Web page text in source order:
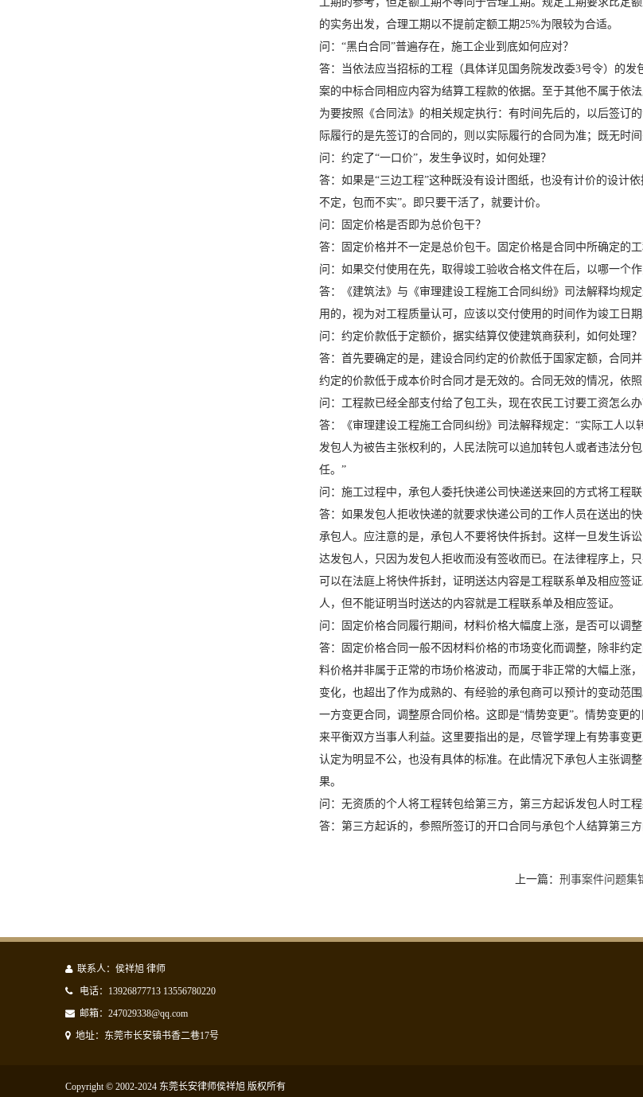
的实务出发，合理工期以不提前定额工期25%为限较为合适。
问：“黑白合同”普遍存在，施工企业到底如何应对？
答：当依法应当招标的工程（具体详见国务院发改委3号令）的
案的中标合同相应内容为结算工程款的依据。至于其他不属于依
为要按照《合同法》的相关规定执行：有时间先后的，以后签订
际履行的是先签订的合同的，则以实际履行的合同为准；既无时
问：约定了“一口价”，发生争议时，如何处理？
答：如果是“三边工程”这种既没有设计图纸，也没有计价的设计
不定，包而不实”。即只要干活了，就要计价。
问：固定价格是否即为总价包干？
答：固定价格并不一定是总价包干。固定价格是合同中所确定的
问：如果交付使用在先，取得竣工验收合格文件在后，以哪一个作
答：《建筑法》与《审理建设工程施工合同纠纷》司法解释均规
用的，视为对工程质量认可，应该以交付使用的时间作为竣工日期
问：约定价款低于定额价，据实结算仅使建筑商获利，如何处理？
答：首先要确定的是，建设合同约定的价款低于国家定额，合同
约定的价款低于成本价时合同才是无效的。合同无效的情况，依
问：工程款已经全部支付给了包工头，现在农民工讨要工资怎么办
答：《审理建设工程施工合同纠纷》司法解释规定：“实际工人
发包人为被告主张权利的，人民法院可以追加转包人或者违法分
任。”
问：施工过程中，承包人委托快递公司快递送来回的方式将工程
答：如果发包人拒收快递的就要求快递公司的工作人员在送出的
承包人。应注意的是，承包人不要将快件拆封。这样一旦发生诉
达发包人，只因为发包人拒收而没有签收而已。在法律程序上，
可以在法庭上将快件拆封，证明送达内容是工程联系单及相应签
人，但不能证明当时送达的内容就是工程联系单及相应签证。
问：固定价格合同履行期间，材料价格大幅度上涨，是否可以调整
答：固定价格合同一般不因材料价格的市场变化而调整，除非约
料价格并非属于正常的市场价格波动，而属于非正常的大幅上涨
变化，也超出了作为成熟的、有经验的承包商可以预计的变动范
一方变更合同，调整原合同价格。这即是“情势变更”。情势变更
来平衡双方当事人利益。这里要指出的是，尽管学理上有势事变
认定为明显不公，也没有具体的标准。在此情况下承包人主张调
果。
问：无资质的个人将工程转包给第三方，第三方起诉发包人时工程
答：第三方起诉的，参照所签订的开口合同与承包个人结算第三
上一篇：刑事案件问题集
联系人：侯祥旭 律师
电话：13926877713 13556780220
邮箱：247029338@qq.com
地址：东莞市长安镇书香二巷17号
Copyright © 2002-2024 东莞长安律师侯祥旭 版权所有